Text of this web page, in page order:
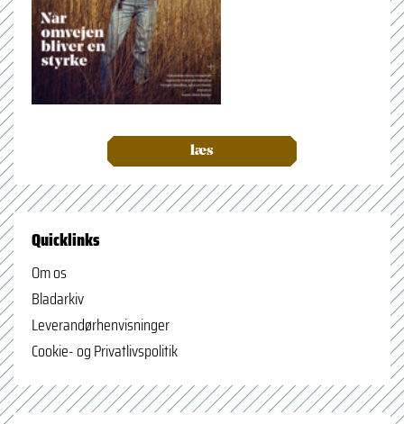
læs
Quicklinks
Om os
Bladarkiv
Leverandørhenvisninger
Cookie- og Privatlivspolitik